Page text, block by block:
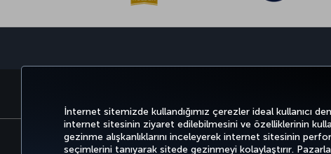
İnternet sitemizde kullandığımız çerezler ideal kullanıcı
internet sitesinin ziyaret edilebilmesini ve özelliklerinin
gezinme alışkanlıklarını inceleyerek internet sitesinin
seçimlerini tanıyarak sitede gezinmeyi kolaylaştırır.
Bilgi Toplumu Hizmetleri Erişilebilirlik